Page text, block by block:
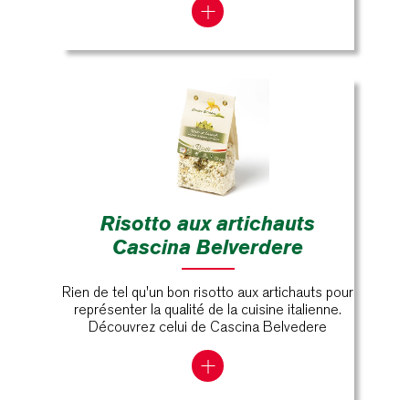
Risotto aux artichauts
Cascina Belverdere
Rien de tel qu'un bon risotto aux artichauts pour
représenter la qualité de la cuisine italienne.
Découvrez celui de Cascina Belvedere